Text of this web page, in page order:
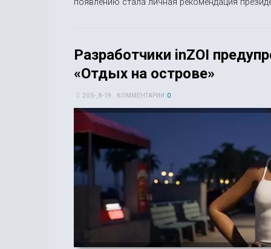
Разработчики inZOI
«Отдых на острове»
20 5-, 8-19 КОММЕНТАРИИ: 0